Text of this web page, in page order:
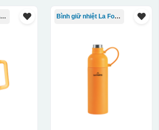
của in Decal trượt nước
Bình giữ nhiệt La Fonte Bình giữ nhiệt La Fonte